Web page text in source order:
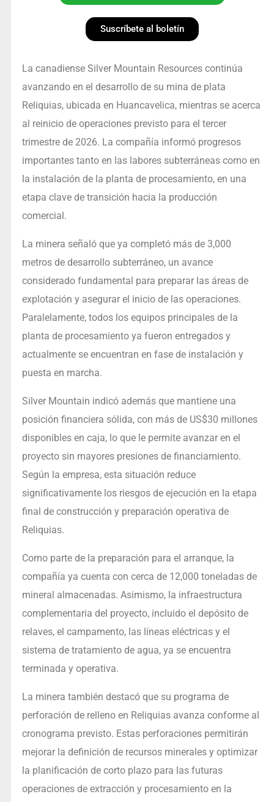
Suscríbete al boletín
La canadiense Silver Mountain Resources continúa
avanzando en el desarrollo de su mina de plata
Reliquias, ubicada en Huancavelica, mientras se acerca
al reinicio de operaciones previsto para el tercer
trimestre de 2026. La compañía informó progresos
importantes tanto en las labores subterráneas como en
la instalación de la planta de procesamiento, en una
etapa clave de transición hacia la producción
comercial.
La minera señaló que ya completó más de 3,000
metros de desarrollo subterráneo, un avance
considerado fundamental para preparar las áreas de
explotación y asegurar el inicio de las operaciones.
Paralelamente, todos los equipos principales de la
planta de procesamiento ya fueron entregados y
actualmente se encuentran en fase de instalación y
puesta en marcha.
Silver Mountain indicó además que mantiene una
posición financiera sólida, con más de US$30 millones
disponibles en caja, lo que le permite avanzar en el
proyecto sin mayores presiones de financiamiento.
Según la empresa, esta situación reduce
significativamente los riesgos de ejecución en la etapa
final de construcción y preparación operativa de
Reliquias.
Como parte de la preparación para el arranque, la
compañía ya cuenta con cerca de 12,000 toneladas de
mineral almacenadas. Asimismo, la infraestructura
complementaria del proyecto, incluido el depósito de
relaves, el campamento, las líneas eléctricas y el
sistema de tratamiento de agua, ya se encuentra
terminada y operativa.
La minera también destacó que su programa de
perforación de relleno en Reliquias avanza conforme al
cronograma previsto. Estas perforaciones permitirán
mejorar la definición de recursos minerales y optimizar
la planificación de corto plazo para las futuras
operaciones de extracción y procesamiento en la